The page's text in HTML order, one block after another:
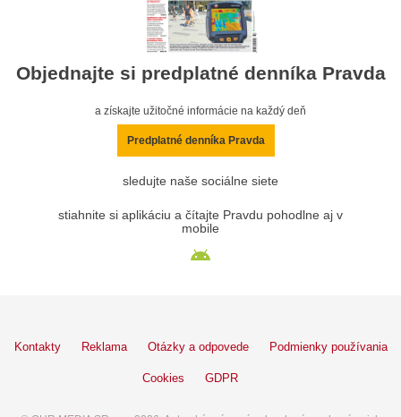
Objednajte si predplatné denníka Pravda
a získajte užitočné informácie na každý deň
Predplatné denníka Pravda
sledujte naše sociálne siete
stiahnite si aplikáciu a čítajte Pravdu pohodlne aj v
mobile
Kontakty Reklama Otázky a odpovede Podmienky používania
Cookies GDPR